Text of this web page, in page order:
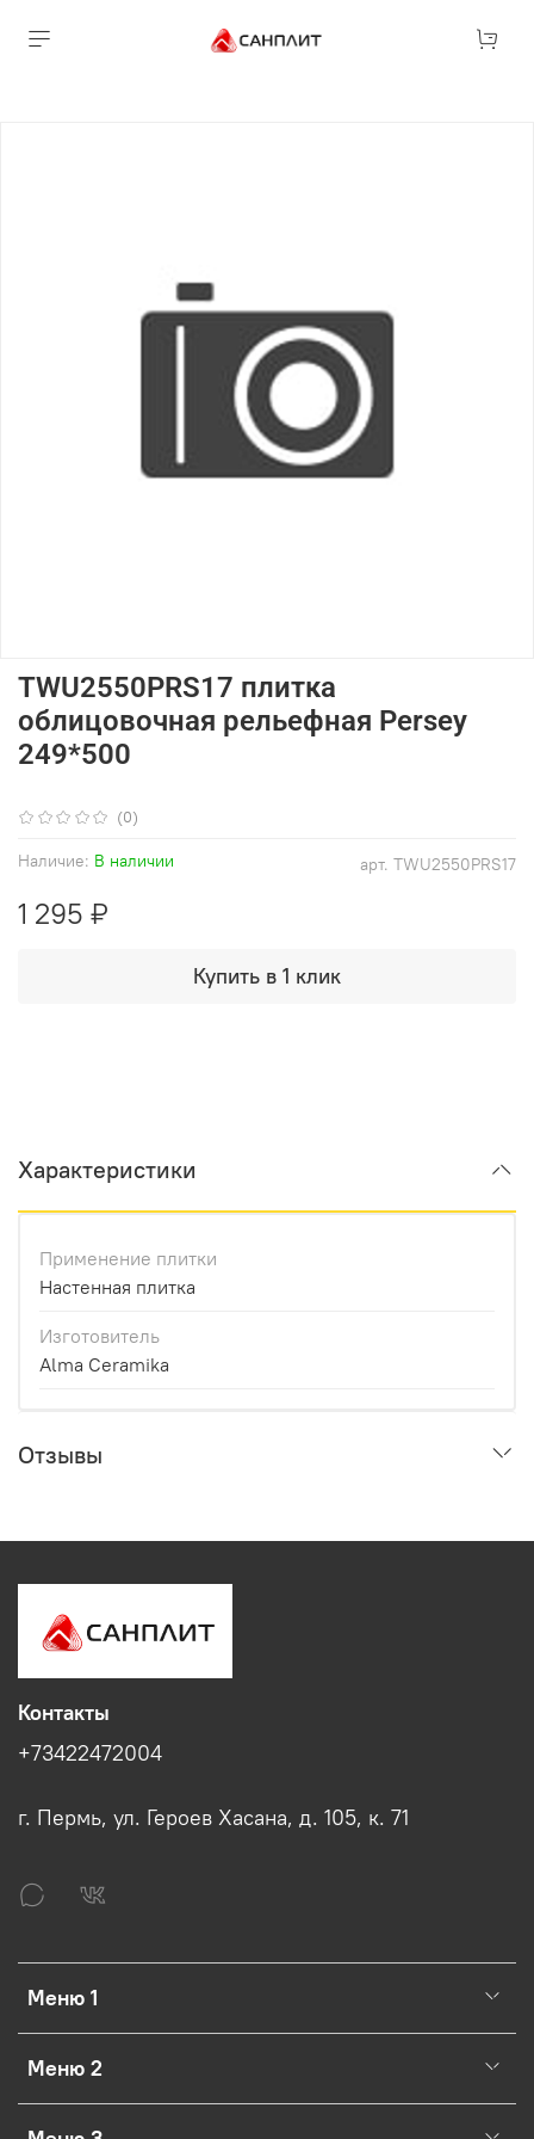
(0)
арт. TWU2550PRS17
Наличие: В наличии
TWU2550PRS17 плитка
облицовочная рельефная Persey
249*500
1 295 ₽
Купить в 1 клик
Характеристики
Применение плитки
Настенная плитка
Изготовитель
Alma Ceramika
Отзывы
Меню 1
Меню 2
Контакты
+73422472004
г. Пермь, ул. Героев Хасана, д. 105, к. 71